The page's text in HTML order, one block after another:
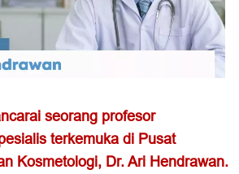
seorang profesor
terkemuka di Pusat
Kosmetologi, Dr. Ari Hendrawan.